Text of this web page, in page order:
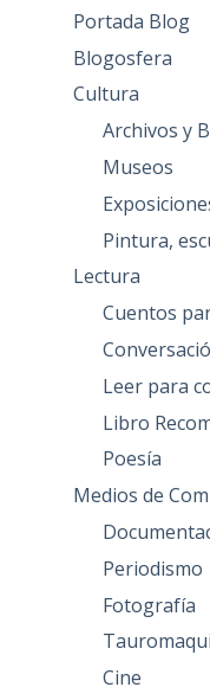
Portada Blog
Blogosfera
Cultura
Archivos y
Museos
Pintura,
Lectura
Cuentos
Leer para
Libro
Poesía
Medios de
Periodismo
Fotografía
Cine